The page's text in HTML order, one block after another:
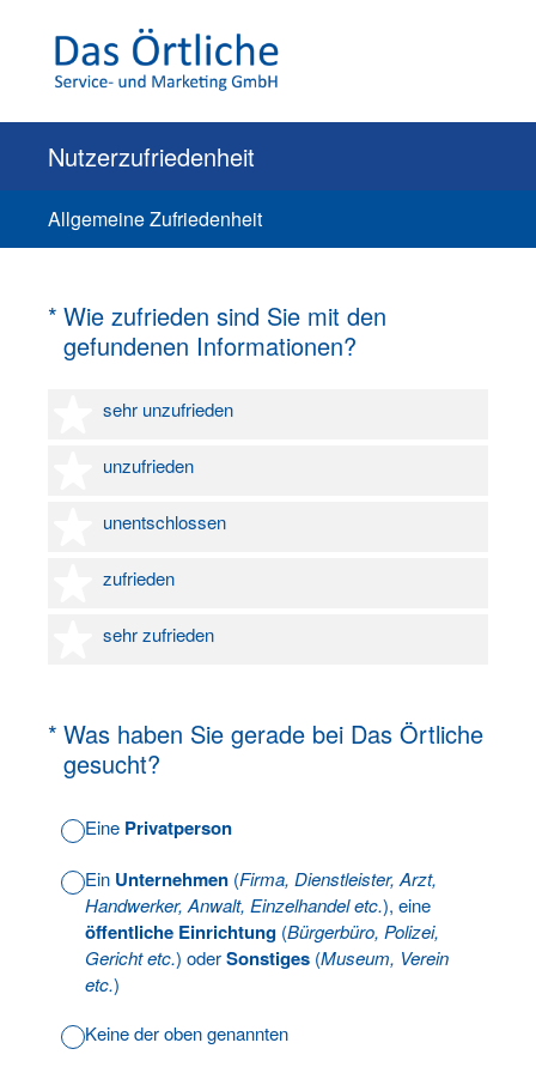
Nutzerzufriedenheit
Allgemeine Zufriedenheit
* Wie zufrieden sind Sie mit den
gefundenen Informationen?
(Erforderlich.)
sehr unzufrieden
1 Stern
unzufrieden
2 Sterne
unentschlossen
3 Sterne
zufrieden
4 Sterne
sehr zufrieden
5 Sterne
* Was haben Sie gerade bei Das Örtliche
gesucht?
(Erforderlich.)
Eine Privatperson
Ein Unternehmen (Firma, Dienstleister, Arzt,
Handwerker, Anwalt, Einzelhandel etc.), eine
öffentliche Einrichtung (Bürgerbüro, Polizei,
Gericht etc.) oderSonstiges (Museum, Verein
etc.)
Keine der oben genannten